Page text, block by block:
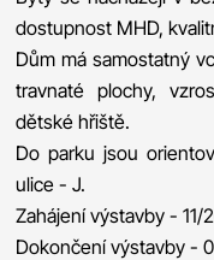
dostupnost MHD,
Dům má samostatný
travnaté plochy,
dětské hřiště.
Do parku jsou
ulice - J.
Zahájení výstavby - 11/
Dokončení výstavby -